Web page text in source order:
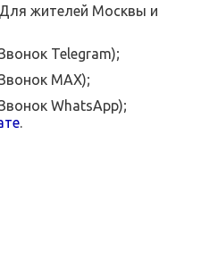
жителей Москвы и
Telegram);
MAX);
WhatsApp);
.